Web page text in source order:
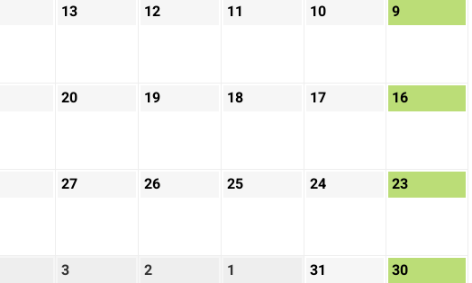
9
10
11
12
13
16
17
18
19
20
23
24
25
26
27
30
31
1
2
3